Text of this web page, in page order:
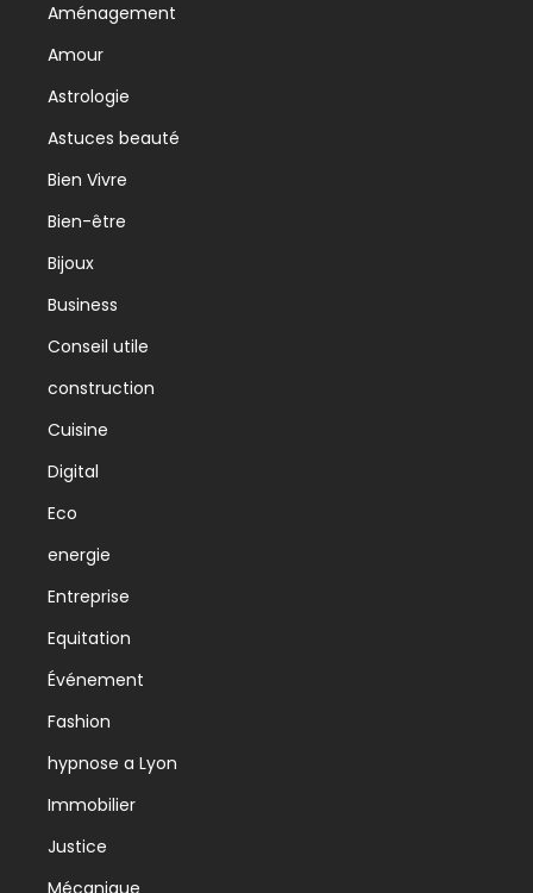
Aménagement
Amour
Astrologie
Astuces beauté
Bien Vivre
Bien-être
Bijoux
Business
Conseil utile
construction
Cuisine
Digital
Eco
energie
Entreprise
Equitation
Événement
Fashion
hypnose a Lyon
Immobilier
Justice
Mécanique